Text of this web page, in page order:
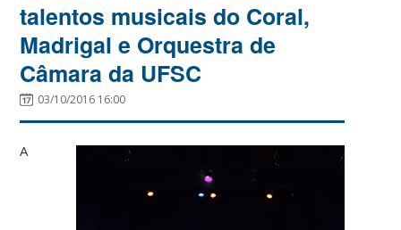
talentos musicais do Coral,
Madrigal e Orquestra de
Câmara da UFSC
03/10/2016 16:00
A